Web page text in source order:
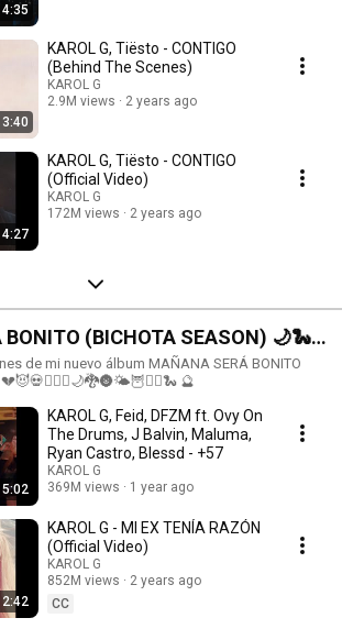
4:35
3:40
KAROL G, Tiësto - CONTIGO
(Behind The Scenes)
KAROL G
2.9M views
2 years ago
4:27
KAROL G, Tiësto - CONTIGO
(Official Video)
KAROL G
172M views
2 years ago
BONITO (BICHOTA SEASON) 🌙🐍
de mi nuevo álbum MAÑANA SERÁ BONITO
💔😈💀🧚🏼‍♀️🌙🐉🌚🌤🦉❤️‍🔥🐍 🔮
5:02
KAROL G, Feid, DFZM ft. Ovy On
The Drums, J Balvin, Maluma,
Ryan Castro, Blessd - +57
KAROL G
369M views
1 year ago
2:42
KAROL G - MI EX TENÍA RAZÓN
(Official Video)
KAROL G
852M views
2 years ago
CC